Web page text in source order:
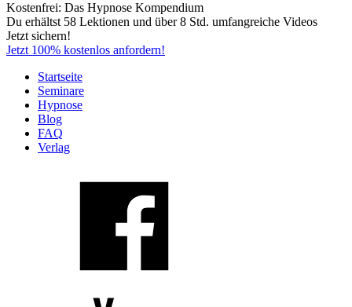
Kostenfrei: Das Hypnose Kompendium
Du erhältst 58 Lektionen und über 8 Std. umfangreiche Videos
Jetzt sichern!
Jetzt 100% kostenlos anfordern!
Startseite
Seminare
Hypnose
Blog
FAQ
Verlag